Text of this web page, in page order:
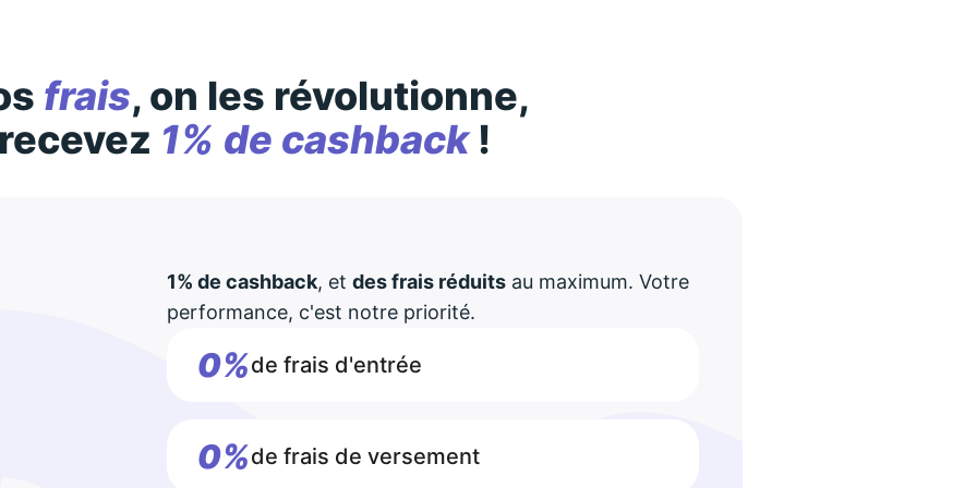
frais, on les révolutionne,
1% de cashback!
1% de cashback, et des frais réduitsau maximum. Votre
performance, c'est notre priorité.
0%de frais d'entrée
0%de frais de versement